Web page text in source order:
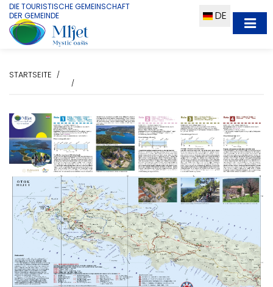
DIE TOURISTISCHE GEMEINSCHAFT
DER GEMEINDE
DE
STARTSEITE